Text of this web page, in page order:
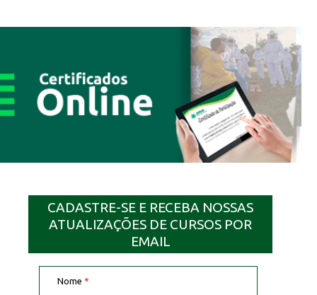
CADASTRE-SE E RECEBA NOSSAS
ATUALIZAÇÕES DE CURSOS POR
EMAIL
Nome *